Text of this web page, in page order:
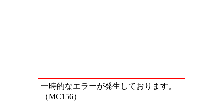
一時的なエラーが発生しております。
（MC156）